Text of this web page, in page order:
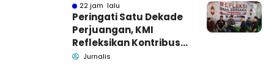
22 jam lalu
Peringati Satu Dekade
Perjuangan, KMI
Refleksikan Kontribusi
untuk Masyarakat
Jurnalis